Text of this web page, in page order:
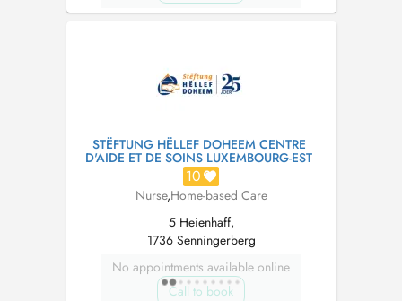
STËFTUNG HËLLEF DOHEEM CENTRE
D'AIDE ET DE SOINS LUXEMBOURG-EST
10
Nurse,Home-based Care
5 Heienhaff,
1736 Senningerberg
No appointments available online
Call to book